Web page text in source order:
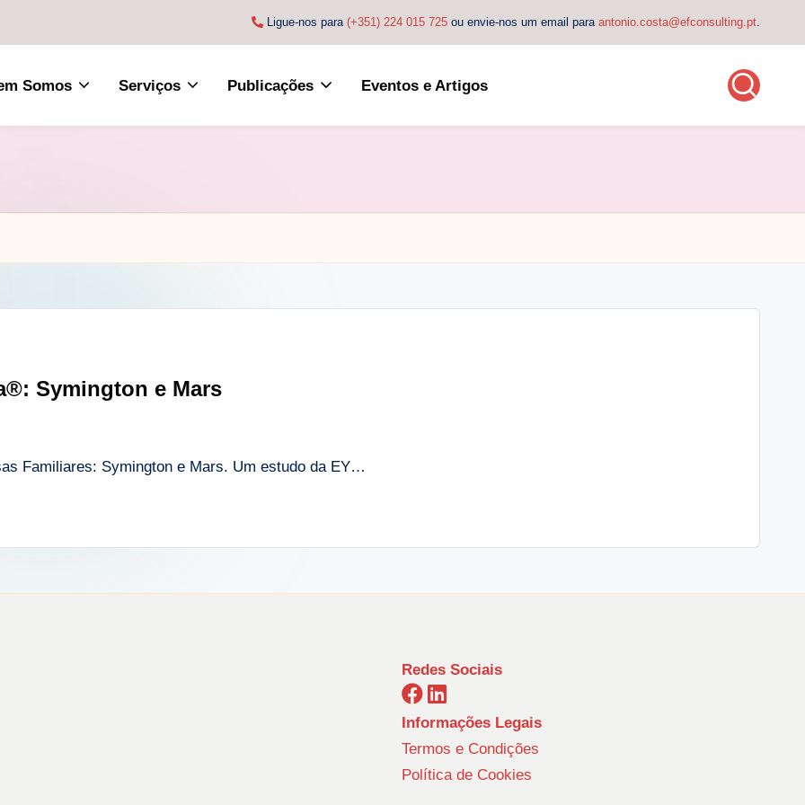
Ligue-nos para (+351) 224 015 725 ou envie-nos um email para antonio.costa@efconsulting.pt.
Somos Serviços Publicações Eventos e Artigos
Symington e Mars
Familiares: Symington e Mars. Um estudo da EY…
Redes Sociais
Informações Legais
Termos e Condições
Política de Cookies